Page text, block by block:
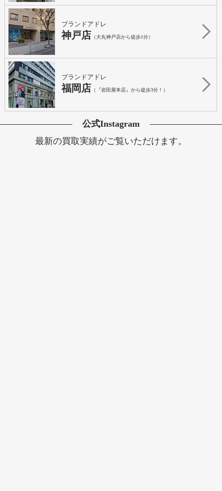
ブランドアドレ
神戸店 （大丸神戸店から徒歩1分）
ブランドアドレ
福岡店 （『岩田屋本店』から徒歩3分！）
公式Instagram
最新の買取実績がご覧いただけます。